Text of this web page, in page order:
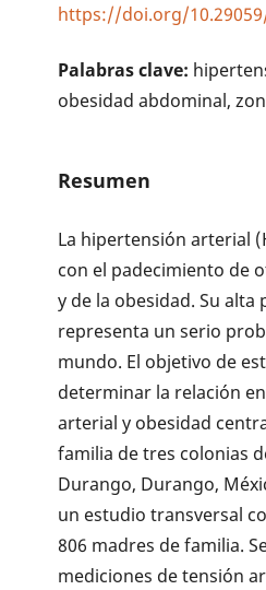
https://doi.org/
Palabras clave:
obesidad abdominal,
Resumen
La hipertensión arterial
con el padecimiento de
y de la obesi­dad. Su alta
representa un serio
mundo. El objetivo de
determinar la relación
arterial y obesidad
familia de tres colonias
Durango, Durango,
un estudio transversal
806 madres de familia.
mediciones de tensión